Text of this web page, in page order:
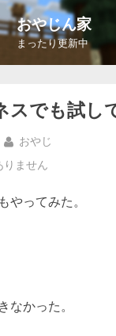
おやじん家
まったり更新中
でも試し
By
おやじ
りません
やってみた。
なかった。